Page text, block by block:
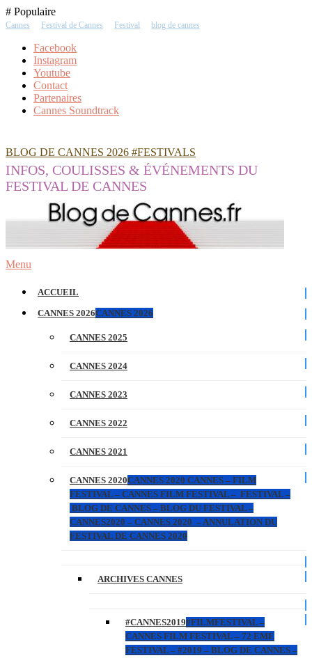
Skip
To
# Populaire
Cannes Festival de Cannes Festival blog de cannes
Facebook
Instagram
Youtube
Contact
Partenaires
Cannes Soundtrack
BLOG DE CANNES 2026 #FESTIVALS
INFOS, COULISSES & ÉVÉNEMENTS DU
FESTIVAL DE CANNES
Menu
ACCUEIL
CANNES 2026CANNES 2026
CANNES 2025
CANNES 2024
CANNES 2023
CANNES 2022
CANNES 2021
CANNES 2020CANNES 2020 CANNES – FILM
FESTIVAL – CANNES FILM FESTIVAL – FESTIVAL –
BLOG DE CANNES – BLOG DU FESTIVAL –
CANNES2020 – CANNES 2020 – ANNULATION DU
FESTIVAL DE CANNES 2020
ARCHIVES CANNES
#CANNES2019#FILMFESTIVAL –
CANNES FILM FESTIVAL – 72 EME
FESTIVAL – #2019 – BLOG DE CANNES –